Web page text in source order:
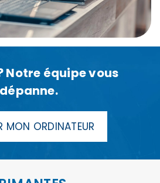
Notre équipe vous
dépanne.
MON ORDINATEUR